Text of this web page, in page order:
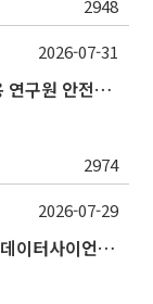
2948
2026년 2학기 대학원 신입생 및 신규 임용 연구원 안전환경교육(신규교육) 실시 안내
2974
2026-07-31
2026학년도 2학기 대학원 융합전공 응용 데이터사이언스 선발 계획 알림
2026-07-29